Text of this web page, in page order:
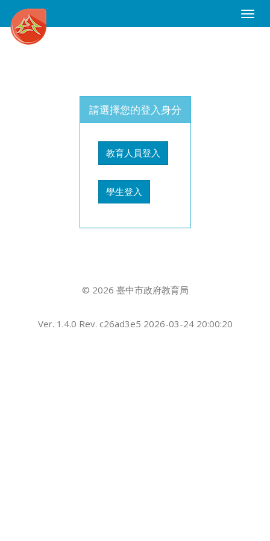
Toggle
請選擇您的登入身分
教育人員登入
學生登入
© 2026 臺中市政府教育局
Ver. 1.4.0 Rev. c26ad3e5 2026-03-24 20:00:20